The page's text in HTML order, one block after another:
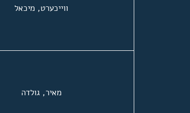
ווייכערט, מיכאל
מאיר, גולדה